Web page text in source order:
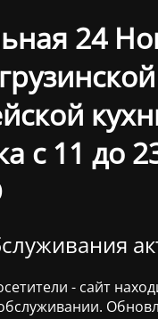
24
с 11 до
- сайт